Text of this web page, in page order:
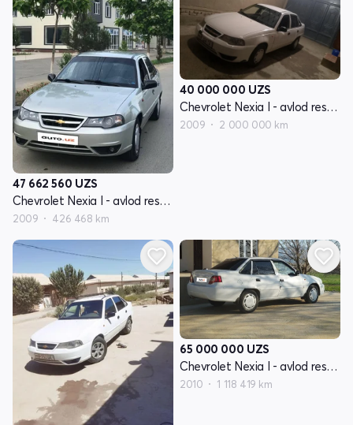
47 662 560 UZS
Chevrolet Nexia I - avlod restayling
2009 426 468 km
40 000 000 UZS
Chevrolet Nexia I - avlod restayling
2009 2 000 000 km
65 000 000 UZS
Chevrolet Nexia I - avlod restayling
2010 1 118 419 km